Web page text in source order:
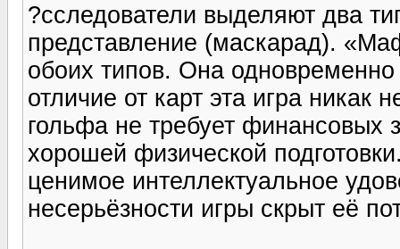
?сследователи выделяют два
представление (маскарад).
обоих типов. Она
отличие от карт эта игра никак
гольфа не требует финансовых
хорошей физической
ценимое интеллектуальное
несерьёзности игры скрыт её